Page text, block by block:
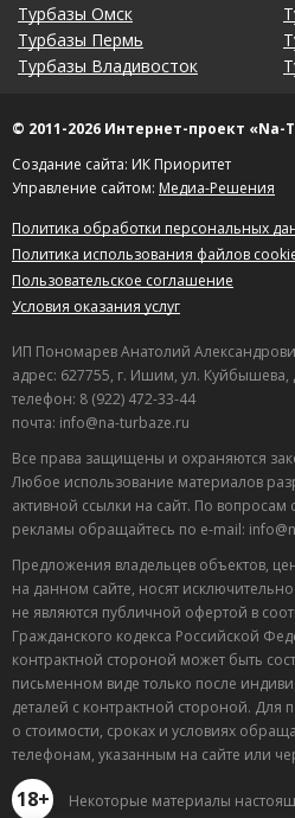
Турбазы Омск
Турбазы Пермь
Турбазы Владивосток
© 2011-2026 Интернет-проект «Na-
Создание сайта: ИК Приоритет
Управление сайтом: Медиа-Решения
Политика обработки персональных
Политика использования файлов
Пользовательское соглашение
Условия оказания услуг
ИП Пономарев Анатолий
адрес: 627755, г. Ишим, ул. Куйбышева,
телефон: 8 (922) 472-33-44
почта: info@na-turbaze.ru
Все права защищены и охраняются
Любое использование материалов
активной ссылки на сайт. По
рекламы обращайтесь по e-mail:
Предложения владельцев объектов,
на данном сайте, носят
не являются публичной офертой в
Гражданского кодекса Российской
контрактной стороной может быть
письменном виде только после
деталей с контрактной стороной.
о стоимости, сроках и условиях
телефонам, указанным на сайте или
18+ Некоторые материалы